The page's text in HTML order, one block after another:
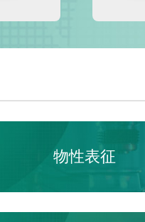
物性表征